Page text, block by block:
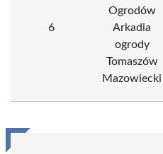
6
Ogrodów
Arkadia
ogrody
Tomaszów
Mazowiecki